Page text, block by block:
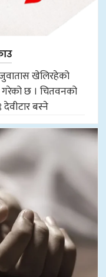
खेलिरहेको
गरेको छ । चितवनको
बस्ने